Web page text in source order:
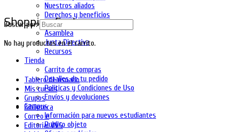
Nuestros aliados
Derechos y beneficios
Asociados
Asamblea
Junta Directiva
Recursos
Tienda
Carrito de compras
Detalles de tu pedido
Políticas y Condiciones de Uso
Envíos y devoluciones
Campus
Información para nuevos estudiantes
Publico objeto
Shopping Cart
No hay productos en el carrito.
Buscar por:
Tablero de usuario
Mis cursos
Grupos
Biblioteca
Correo e
Editorial VVS